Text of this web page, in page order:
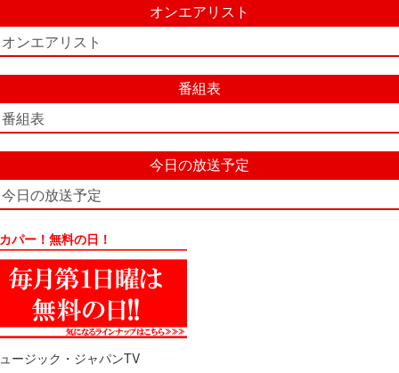
オンエアリスト
オンエアリスト
番組表
番組表
今日の放送予定
今日の放送予定
パー！無料の日！
ージック・ジャパンTV